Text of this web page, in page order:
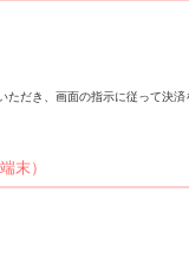
ただき、画面の指示に従って決済
末）